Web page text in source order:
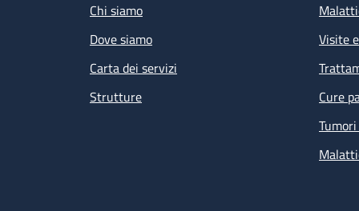
Chi siamo
Dove siamo
Carta dei servizi
Strutture
Visite
Cure